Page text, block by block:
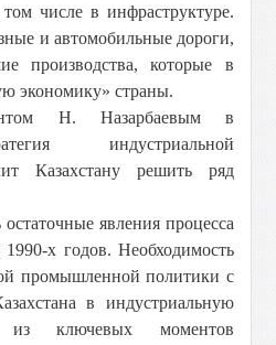
числе в инфраструктуре.
и автомобильные дороги,
производства, которые в
экономику» страны.
Н. Назарбаевым в
индустриальной
Казахстану решить ряд
явления процесса
1990-х годов. Необходимость
промышленной политики с
в индустриальную
ключевых моментов